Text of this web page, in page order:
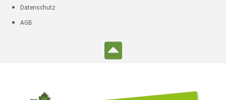
Datenschutz
AGB